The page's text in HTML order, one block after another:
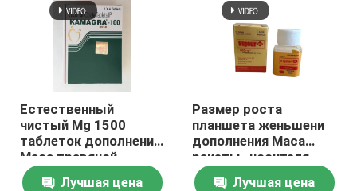
Естественный
чистый Mg 1500
таблеток дополнения
Maca травяной
Лучшая цена
Размер роста
планшета женьшени
дополнения Maca
ракеты -носителя
энергии травяной
Лучшая цена